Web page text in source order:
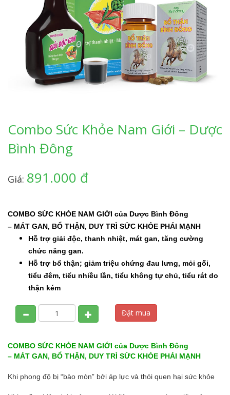
Combo Sức Khỏe Nam Giới – Dược
Bình Đông
Giá: 891.000 đ
COMBO SỨC KHỎE NAM GIỚI của Dược Bình Đông
– MÁT GAN, BỔ THẬN, DUY TRÌ SỨC KHỎE PHÁI MẠNH
Hỗ trợ giải độc, thanh nhiệt, mát gan, tăng cường
chức năng gan.
Hỗ trợ bổ thận; giảm triệu chứng đau lưng, mỏi gối,
tiểu đêm, tiểu nhiều lần, tiểu không tự chủ, tiểu rát do
thận kém
Đặt mua
COMBO SỨC KHỎE NAM GIỚI của Dược Bình Đông
– MÁT GAN, BỔ THẬN, DUY TRÌ SỨC KHỎE PHÁI MẠNH
Khi phong độ bị “bào mòn” bởi áp lực và thói quen hại sức khỏe